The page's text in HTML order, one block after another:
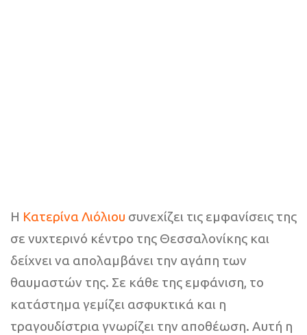
Η Κατερίνα Λιόλιου συνεχίζει τις εμφανίσεις της
σε νυχτερινό κέντρο της Θεσσαλονίκης και
δείχνει να απολαμβάνει την αγάπη των
θαυμαστών της. Σε κάθε της εμφάνιση, το
κατάστημα γεμίζει ασφυκτικά και η
τραγουδίστρια γνωρίζει την αποθέωση. Αυτή η